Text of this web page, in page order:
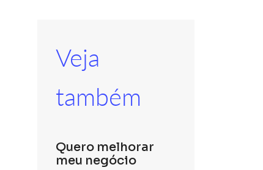
Veja
também
Quero melhorar
meu negócio